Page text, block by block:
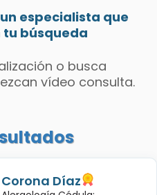
especialista que
tu búsqueda
o busca
vídeo consulta.
Díaz